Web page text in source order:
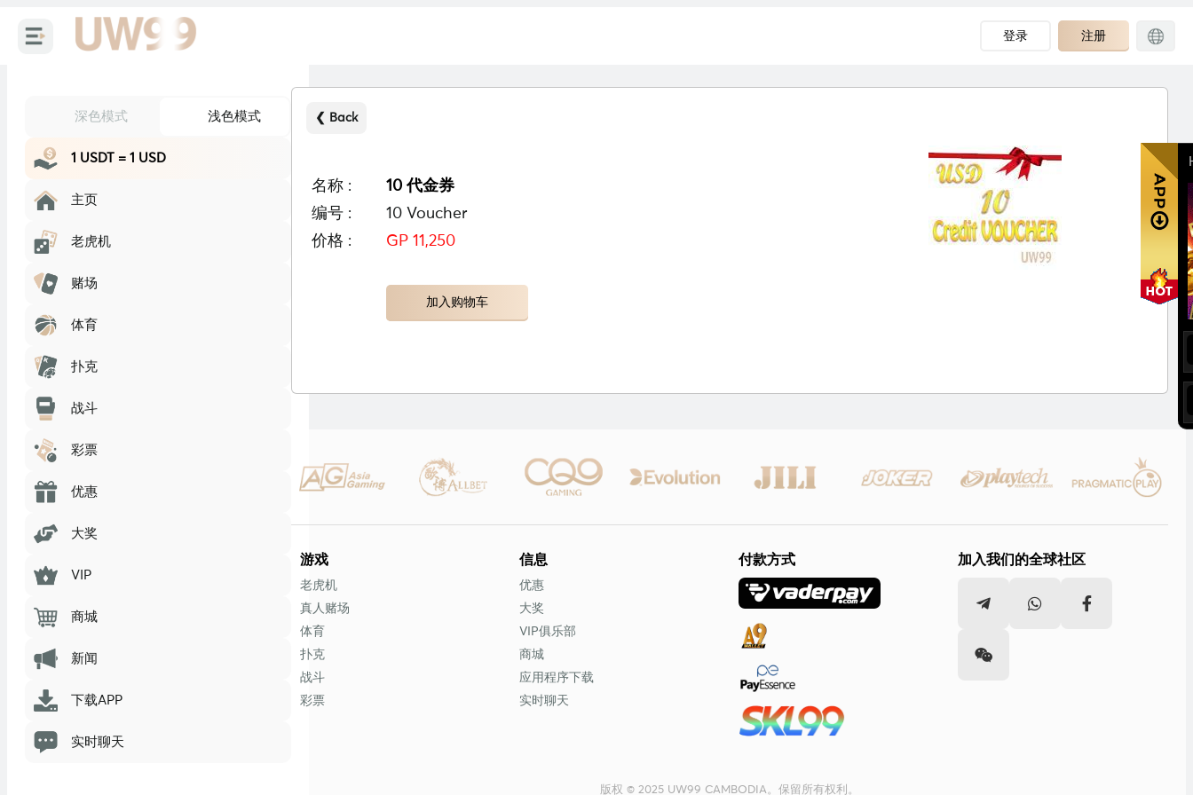
登录 注册
深色模式 浅色模式
1 USDT = 1 USD
主页
老虎机
赌场
体育
扑克
战斗
彩票
优惠
大奖
VIP
商城
新闻
下载APP
实时聊天
❮ Back
名称 :
10 代金券
编号 :
10 Voucher
价格 :
GP 11,250
加入购物车
游戏
老虎机
真人赌场
体育
扑克
战斗
彩票
信息
优惠
大奖
VIP俱乐部
商城
应用程序下载
实时聊天
付款方式 加入我们的全球社区
版权 © 2025 UW99 CAMBODIA。保留所有权利。